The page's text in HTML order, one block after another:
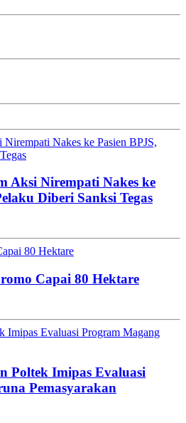
Nakes ke Pasien BPJS,
Aksi Nirempati Nakes ke
Diberi Sanksi Tegas
80 Hektare
Capai 80 Hektare
Imipas Evaluasi Program Magang
Poltek Imipas Evaluasi
Pemasyarakan